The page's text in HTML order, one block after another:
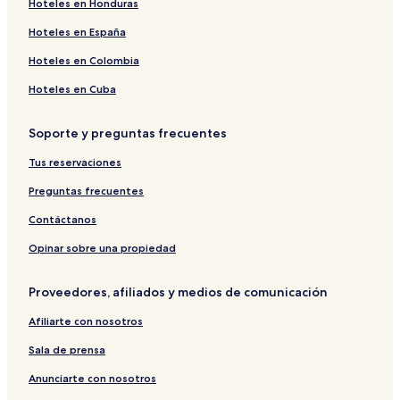
a
e
H
o
t
E
M
a
n
a
Hoteles en Honduras
Hoteles en España
Hoteles en Colombia
Hoteles en Cuba
Soporte y preguntas frecuentes
Tus reservaciones
Preguntas frecuentes
Contáctanos
Opinar sobre una propiedad
Proveedores, afiliados y medios de comunicación
Afiliarte con nosotros
Sala de prensa
Anunciarte con nosotros